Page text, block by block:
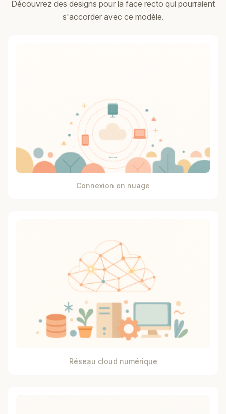
Découvrez des designs pour la face recto qui pourraient
s'accorder avec ce modèle.
Connexion en nuage
Réseau cloud numérique